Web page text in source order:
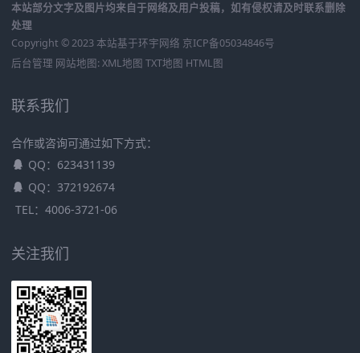
本站部分文字及图片均来自于网络及用户投稿，如有侵权请及时联系删除
处理
Copyright © 2023 本站基于环宇网络 京ICP备05034846号
后台管理 网站地图: XML地图 TXT地图 HTML图
联系我们
合作或咨询可通过如下方式：
QQ：623431139
QQ：372192674
TEL：4006-3721-06
关注我们